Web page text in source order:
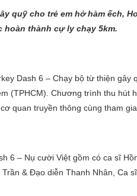
quỹ cho trẻ em hở hàm ếch,
hoàn thành cự ly chạy 5km.
Dash 6 – Chạy bộ từ thiện gây
(TPHCM). Chương trình thu hút
quan truyền thông cùng tham gia.
6 – Nụ cười Việt gồm có ca sĩ
Trần & Đạo diễn Thanh Nhân, Ca